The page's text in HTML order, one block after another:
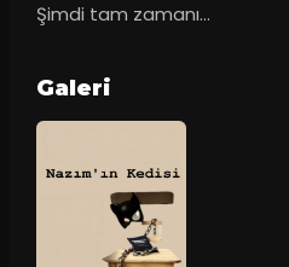
Şimdi tam zamanı…
Galeri